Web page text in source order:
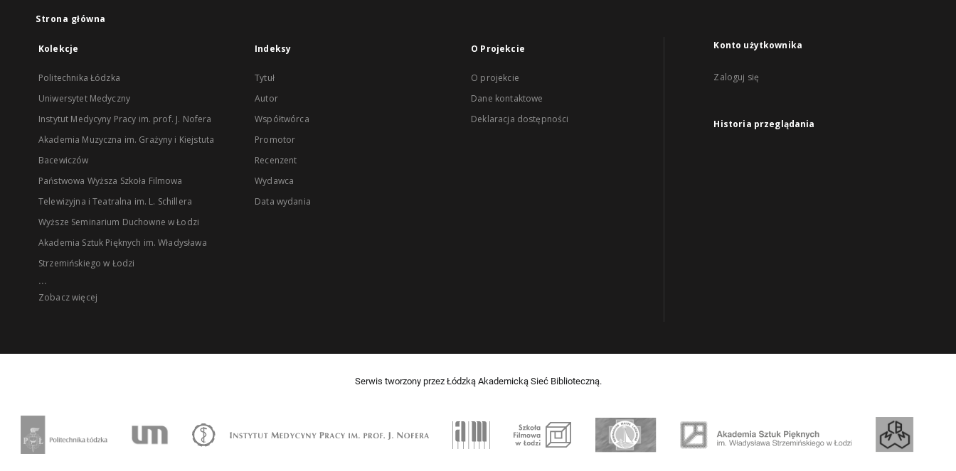
Strona główna
Kolekcje
Politechnika Łódzka
Uniwersytet Medyczny
Instytut Medycyny Pracy im. prof. J. Nofera
Akademia Muzyczna im. Grażyny i Kiejstuta
Bacewiczów
Państwowa Wyższa Szkoła Filmowa
Telewizyjna i Teatralna im. L. Schillera
Wyższe Seminarium Duchowne w Łodzi
Akademia Sztuk Pięknych im. Władysława
Strzemińskiego w Łodzi
...
Zobacz więcej
Indeksy
Tytuł
Autor
Współtwórca
Promotor
Recenzent
Wydawca
Data wydania
O Projekcie
O projekcie
Dane kontaktowe
Deklaracja dostępności
Konto użytkownika
Zaloguj się
Historia przeglądania
Serwis tworzony przez Łódzką Akademicką Sieć Biblioteczną.